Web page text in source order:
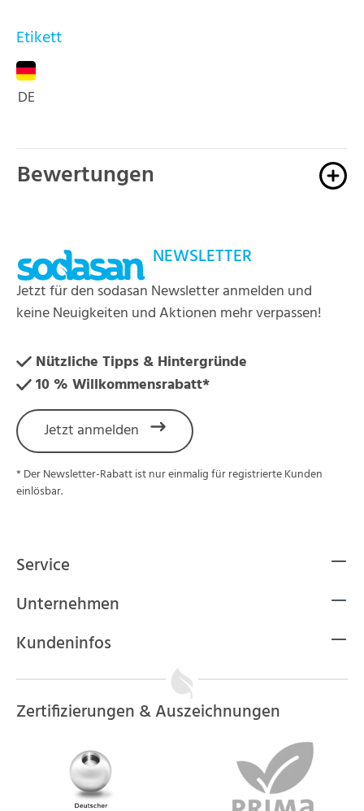
Etikett
DE
Bewertungen
NEWSLETTER
Jetzt für den sodasan Newsletter anmelden und
keine Neuigkeiten und Aktionen mehr verpassen!
Nützliche Tipps & Hintergründe
10 % Willkommensrabatt*
Jetzt anmelden
* Der Newsletter-Rabatt ist nur einmalig für registrierte Kunden
einlösbar.
Service
Unternehmen
Kundeninfos
Zertifizierungen & Auszeichnungen